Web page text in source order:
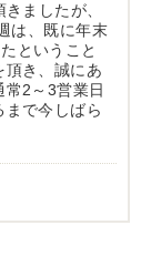
ましたが、
は、既に年末
ということ
頂き、誠にあ
常2～3営業日
まで今しばら